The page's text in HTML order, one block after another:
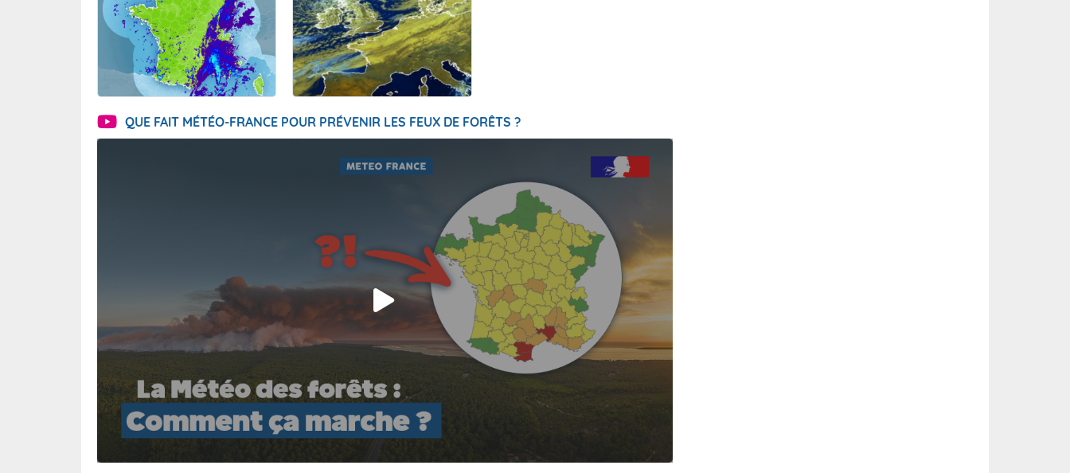
QUE FAIT MÉTÉO-FRANCE POUR PRÉVENIR LES FEUX DE FORÊTS ?